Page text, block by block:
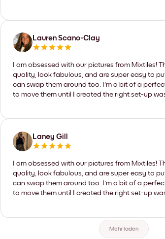
Lauren Scano-Clay
I am obsessed with our pictures from Mixtiles!
quality, look fabulous, and are super easy to
can swap them around too. I'm a bit of a
to move them until I created the right set-up
Laney Gill
I am obsessed with our pictures from Mixtiles!
quality, look fabulous, and are super easy to
can swap them around too. I'm a bit of a
to move them until I created the right set-up
Mehr laden